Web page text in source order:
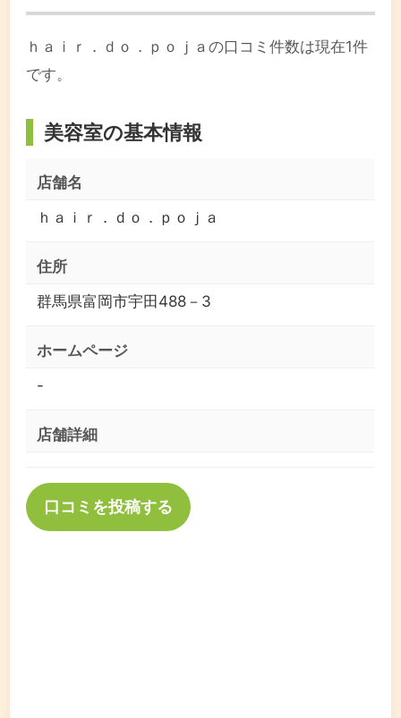
ｈａｉｒ．ｄｏ．ｐｏｊａの口コミ件数は現在1件
です。
美容室の基本情報
店舗名
ｈａｉｒ．ｄｏ．ｐｏｊａ
住所
群馬県富岡市宇田488－3
ホームページ
-
店舗詳細
口コミを投稿する